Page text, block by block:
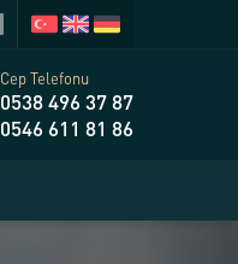
Cep Telefonu
0538 496 37 87
0546 611 81 86